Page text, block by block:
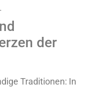
der
Traditionen: In